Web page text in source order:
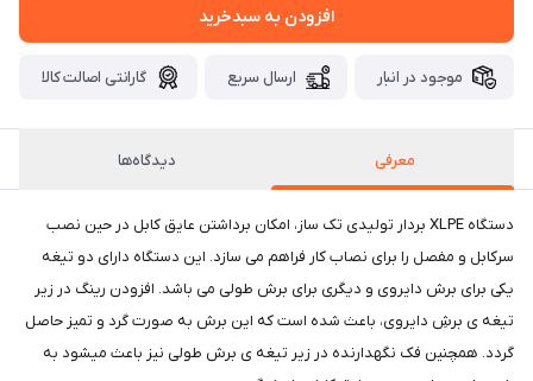
افزودن به سبدخرید
موجود در انبار ارسال سریع گارانتی اصالت کالا
معرفی دیدگاه‌ها
دستگاه XLPE بردار تولیدی تک ساز، امکان برداشتن عایق کابل در حین نصب
سرکابل و مفصل را برای نصاب کار فراهم می سازد. این دستگاه دارای دو تیغه
یکی برای برش دایروی و دیگری برای برش طولی می باشد. افزودن رینگ در زیر
تیغه ی برشِ دایروی، باعث شده است که این برش به صورت گرد و تمیز حاصل
گردد. همچنین فک نگهدارنده در زیر تیغه ی برش طولی نیز باعث میشود به